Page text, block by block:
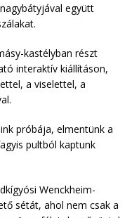
együtt
kastélyban részt
interaktív kiállításon,
a viselettel, a
próbája, elmentünk a
pultból kaptunk
Wenckheim-
sétát, ahol nem csak a